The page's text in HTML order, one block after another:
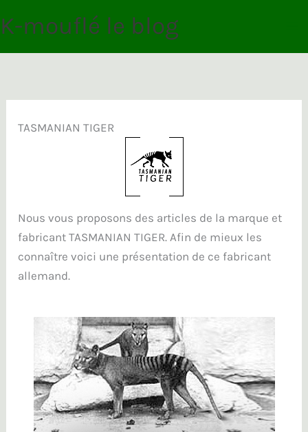
au
K-mouflé le blog
TASMANIAN TIGER
Nous vous proposons des articles de la marque et
fabricant TASMANIAN TIGER. Afin de mieux les
connaître voici une présentation de ce fabricant
allemand.